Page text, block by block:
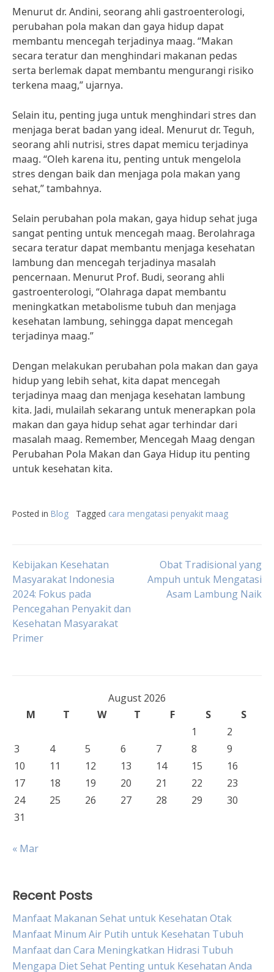
Menurut dr. Andini, seorang ahli gastroenterologi,
perubahan pola makan dan gaya hidup dapat
membantu mencegah terjadinya maag. “Makan
secara teratur dan menghindari makanan pedas
serta berlemak dapat membantu mengurangi risiko
terkena maag,” ujarnya.
Selain itu, penting juga untuk menghindari stres dan
menjaga berat badan yang ideal. Menurut dr. Teguh,
seorang ahli nutrisi, stres dapat memicu terjadinya
maag. “Oleh karena itu, penting untuk mengelola
stres dengan baik dan menjaga pola makan yang
sehat,” tambahnya.
Selain perubahan pola makan, gaya hidup sehat juga
sangat penting untuk mencegah maag. Berolahraga
secara teratur dapat membantu menjaga kesehatan
lambung dan mencegah terjadinya masalah
pencernaan. Menurut Prof. Budi, seorang ahli
gastroenterologi, “Olahraga dapat membantu
meningkatkan metabolisme tubuh dan menjaga
kesehatan lambung, sehingga dapat mencegah
terjadinya maag.”
Dengan melakukan perubahan pola makan dan gaya
hidup yang lebih sehat, kita dapat mencegah
terjadinya maag dan menjaga kesehatan lambung
kita. Jadi, mulailah sekarang untuk menerapkan pola
makan dan gaya hidup sehat agar terhindar dari
masalah maag. Remember, Mencegah Maag dengan
Perubahan Pola Makan dan Gaya Hidup itu penting
untuk kesehatan kita.
Posted in Blog Tagged cara mengatasi penyakit maag
Post
navigation
Kebijakan Kesehatan
Masyarakat Indonesia
2024: Fokus pada
Pencegahan Penyakit dan
Kesehatan Masyarakat
Primer
Obat Tradisional yang
Ampuh untuk Mengatasi
Asam Lambung Naik
August 2026
M
T W T F S
S
1
2
3
4 5 6 7 8
9
10
11 12 13 14 15
16
17
18 19 20 21 22
23
24
25 26 27 28 29
30
31
« Mar
Recent Posts
Manfaat Makanan Sehat untuk Kesehatan Otak
Manfaat Minum Air Putih untuk Kesehatan Tubuh
Manfaat dan Cara Meningkatkan Hidrasi Tubuh
Mengapa Diet Sehat Penting untuk Kesehatan Anda